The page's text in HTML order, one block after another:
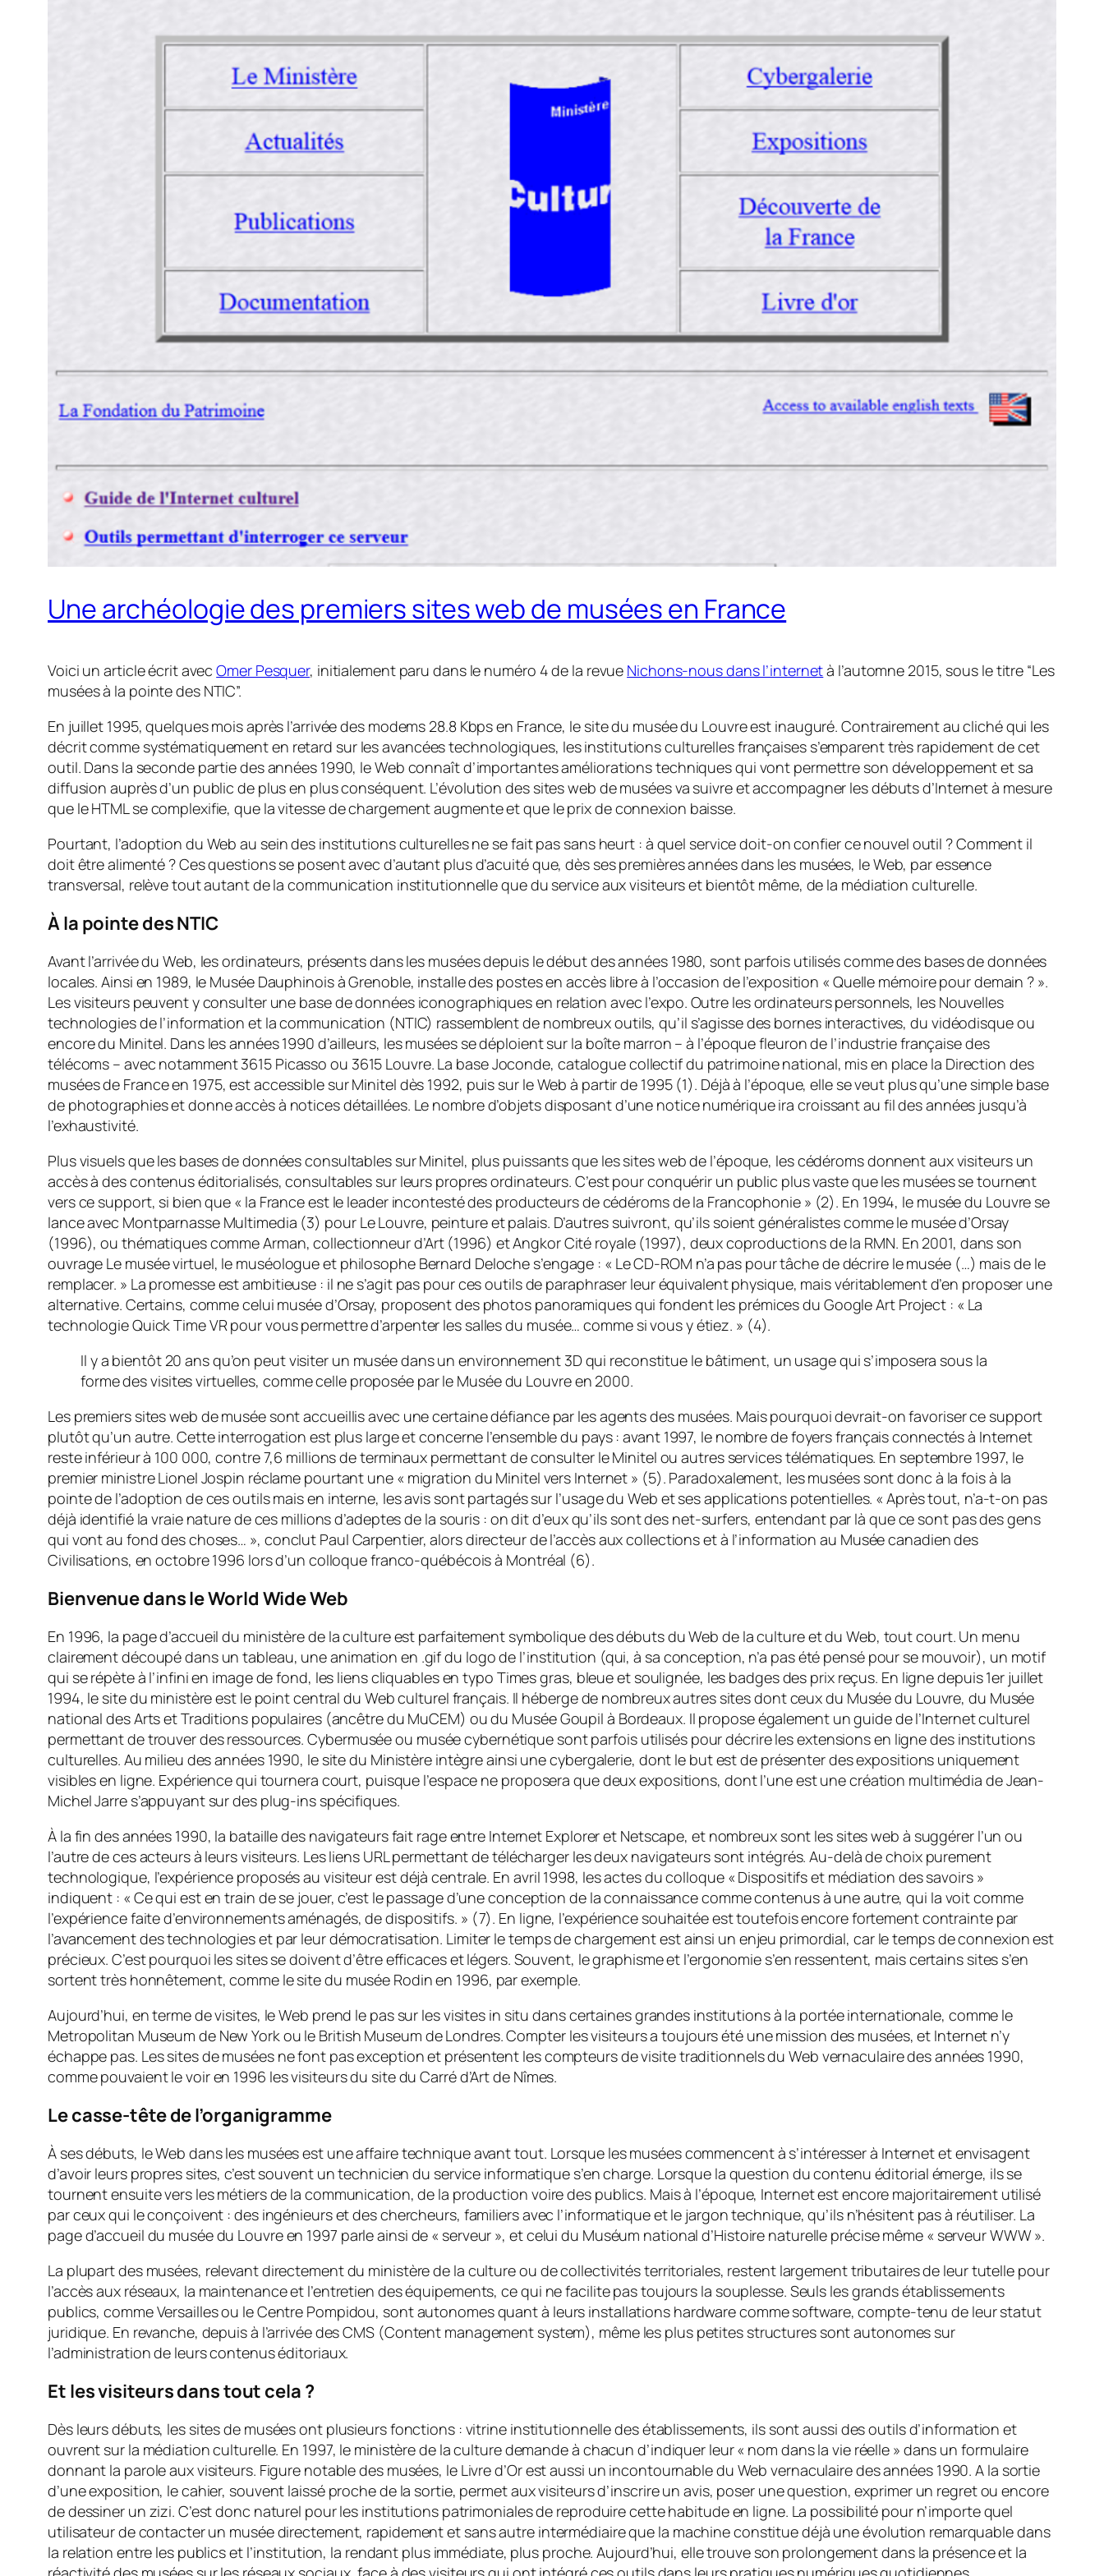
Une archéologie des premiers sites web de musées en France
Voici un article écrit avecOmer Pesquer, initialement paru dans le numéro 4 de la revue Nichons-nous dans l’internetà l’automne 2015, sous le titre “Les
musées à la pointe des NTIC”.
En juillet 1995, quelques mois après l’arrivée des modems 28.8 Kbps en France, le site du musée du Louvre est inauguré. Contrairement au cliché qui les
décrit comme systématiquement en retard sur les avancées technologiques, les institutions culturelles françaises s’emparent très rapidement de cet
outil. Dans la seconde partie des années 1990, le Web connaît d’importantes améliorations techniques qui vont permettre son développement et sa
diffusion auprès d’un public de plus en plus conséquent. L’évolution des sites web de musées va suivre et accompagner les débuts d’Internet à mesure
que le HTML se complexifie, que la vitesse de chargement augmente et que le prix de connexion baisse.
Pourtant, l’adoption du Web au sein des institutions culturelles ne se fait pas sans heurt : à quel service doit-on confier ce nouvel outil ? Comment il
doit être alimenté ? Ces questions se posent avec d’autant plus d’acuité que, dès ses premières années dans les musées, le Web, par essence
transversal, relève tout autant de la communication institutionnelle que du service aux visiteurs et bientôt même, de la médiation culturelle.
À la pointe des NTIC
Avant l’arrivée du Web, les ordinateurs, présents dans les musées depuis le début des années 1980, sont parfois utilisés comme des bases de données
locales. Ainsi en 1989, le Musée Dauphinois à Grenoble, installe des postes en accès libre à l’occasion de l’exposition « Quelle mémoire pour demain ? ».
Les visiteurs peuvent y consulter une base de données iconographiques en relation avec l’expo. Outre les ordinateurs personnels, les Nouvelles
technologies de l’information et la communication (NTIC) rassemblent de nombreux outils, qu’il s’agisse des bornes interactives, du vidéodisque ou
encore du Minitel. Dans les années 1990 d’ailleurs, les musées se déploient sur la boîte marron – à l’époque fleuron de l’industrie française des
télécoms – avec notamment 3615 Picasso ou 3615 Louvre. La base Joconde, catalogue collectif du patrimoine national, mis en place la Direction des
musées de France en 1975, est accessible sur Minitel dès 1992, puis sur le Web à partir de 1995 (1). Déjà à l’époque, elle se veut plus qu’une simple base
de photographies et donne accès à notices détaillées. Le nombre d’objets disposant d’une notice numérique ira croissant au fil des années jusqu’à
l’exhaustivité.
Plus visuels que les bases de données consultables sur Minitel, plus puissants que les sites web de l’époque, les cédéroms donnent aux visiteurs un
accès à des contenus éditorialisés, consultables sur leurs propres ordinateurs. C’est pour conquérir un public plus vaste que les musées se tournent
vers ce support, si bien que « la France est le leader incontesté des producteurs de cédéroms de la Francophonie » (2). En 1994, le musée du Louvre se
lance avec Montparnasse Multimedia (3) pour Le Louvre, peinture et palais. D’autres suivront, qu’ils soient généralistes comme le musée d’Orsay
(1996), ou thématiques commeArman, collectionneur d’Art(1996) etAngkor Cité royale(1997), deux coproductions de la RMN. En 2001, dans son
ouvrage Le musée virtuel, le muséologue et philosophe Bernard Deloche s’engage : « Le CD-ROM n’a pas pour tâche de décrire le musée (…) mais de le
remplacer. » La promesse est ambitieuse : il ne s’agit pas pour ces outils de paraphraser leur équivalent physique, mais véritablement d’en proposer une
alternative. Certains, comme celui musée d’Orsay, proposent des photos panoramiques qui fondent les prémices du Google Art Project : « La
technologie Quick Time VR pour vous permettre d’arpenter les salles du musée… comme si vous y étiez. » (4).
Il y a bientôt 20 ans qu’on peut visiter un musée dans un environnement 3D qui reconstitue le bâtiment, un usage qui s’imposera sous la
forme des visites virtuelles, comme celle proposée par le Musée du Louvre en 2000.
Les premiers sites web de musée sont accueillis avec une certaine défiance par les agents des musées. Mais pourquoi devrait-on favoriser ce support
plutôt qu’un autre. Cette interrogation est plus large et concerne l’ensemble du pays : avant 1997, le nombre de foyers français connectés à Internet
reste inférieur à 100 000, contre 7,6 millions de terminaux permettant de consulter le Minitel ou autres services télématiques. En septembre 1997, le
premier ministre Lionel Jospin réclame pourtant une « migration du Minitel vers Internet » (5). Paradoxalement, les musées sont donc à la fois à la
pointe de l’adoption de ces outils mais en interne, les avis sont partagés sur l’usage du Web et ses applications potentielles. « Après tout, n’a-t-on pas
déjà identifié la vraie nature de ces millions d’adeptes de la souris : on dit d’eux qu’ils sont des net-surfers, entendant par là que ce sont pas des gens
qui vont au fond des choses… », conclut Paul Carpentier, alors directeur de l’accès aux collections et à l’information au Musée canadien des
Civilisations, en octobre 1996 lors d’un colloque franco-québécois à Montréal (6).
Bienvenue dans le World Wide Web
En 1996, la page d’accueil du ministère de la culture est parfaitement symbolique des débuts du Web de la culture et du Web, tout court. Un menu
clairement découpé dans un tableau, une animation en .gif du logo de l’institution (qui, à sa conception, n’a pas été pensé pour se mouvoir), un motif
qui se répète à l’infini en image de fond, les liens cliquables en typo Times gras, bleue et soulignée, les badges des prix reçus. En ligne depuis 1er juillet
1994, le site du ministère est le point central du Web culturel français. Il héberge de nombreux autres sites dont ceux du Musée du Louvre, du Musée
national des Arts et Traditions populaires (ancêtre du MuCEM) ou du Musée Goupil à Bordeaux. Il propose également un guide de l’Internet culturel
permettant de trouver des ressources.Cybermuséeou musée cybernétique sont parfois utilisés pour décrire les extensions en ligne des institutions
culturelles. Au milieu des années 1990, le site du Ministère intègre ainsi unecybergalerie, dont le but est de présenter des expositions uniquement
visibles en ligne. Expérience qui tournera court, puisque l’espace ne proposera que deux expositions, dont l’une est une création multimédia de Jean-
Michel Jarre s’appuyant sur des plug-ins spécifiques.
À la fin des années 1990, la bataille des navigateurs fait rage entre Internet Explorer et Netscape, et nombreux sont les sites web à suggérer l’un ou
l’autre de ces acteurs à leurs visiteurs. Les liens URL permettant de télécharger les deux navigateurs sont intégrés. Au-delà de choix purement
technologique, l’expérience proposés au visiteur est déjà centrale. En avril 1998, les actes du colloque « Dispositifs et médiation des savoirs »
indiquent : « Ce qui est en train de se jouer, c’est le passage d’une conception de la connaissance comme contenus à une autre, qui la voit comme
l’expérience faite d’environnements aménagés, de dispositifs. » (7). En ligne, l’expérience souhaitée est toutefois encore fortement contrainte par
l’avancement des technologies et par leur démocratisation. Limiter le temps de chargement est ainsi un enjeu primordial, car le temps de connexion est
précieux. C’est pourquoi les sites se doivent d’être efficaces et légers. Souvent, le graphisme et l’ergonomie s’en ressentent, mais certains sites s’en
sortent très honnêtement, comme le site du musée Rodin en 1996, par exemple.
Aujourd’hui, en terme de visites, le Web prend le pas sur les visites in situ dans certaines grandes institutions à la portée internationale, comme le
Metropolitan Museum de New York ou le British Museum de Londres. Compter les visiteurs a toujours été une mission des musées, et Internet n’y
échappe pas. Les sites de musées ne font pas exception et présentent les compteurs de visite traditionnels du Web vernaculaire des années 1990,
comme pouvaient le voir en 1996 les visiteurs du site du Carré d’Art de Nîmes.
Le casse-tête de l’organigramme
À ses débuts, le Web dans les musées est une affaire technique avant tout. Lorsque les musées commencent à s’intéresser à Internet et envisagent
d’avoir leurs propres sites, c’est souvent un technicien du service informatique s’en charge. Lorsque la question du contenu éditorial émerge, ils se
tournent ensuite vers les métiers de la communication, de la production voire des publics. Mais à l’époque, Internet est encore majoritairement utilisé
par ceux qui le conçoivent : des ingénieurs et des chercheurs, familiers avec l’informatique et le jargon technique, qu’ils n’hésitent pas à réutiliser. La
page d’accueil du musée du Louvre en 1997 parle ainsi de « serveur », et celui du Muséum national d’Histoire naturelle précise même « serveur WWW ».
La plupart des musées, relevant directement du ministère de la culture ou de collectivités territoriales, restent largement tributaires de leur tutelle pour
l’accès aux réseaux, la maintenance et l’entretien des équipements, ce qui ne facilite pas toujours la souplesse. Seuls les grands établissements
publics, comme Versailles ou le Centre Pompidou, sont autonomes quant à leurs installations hardwarecommesoftware, compte-tenu de leur statut
juridique. En revanche, depuis à l’arrivée des CMS (Content management system), même les plus petites structures sont autonomes sur
l’administration de leurs contenus éditoriaux.
Et les visiteurs dans tout cela ?
Dès leurs débuts, les sites de musées ont plusieurs fonctions : vitrine institutionnelle des établissements, ils sont aussi des outils d’information et
ouvrent sur la médiation culturelle. En 1997, le ministère de la culture demande à chacun d’indiquer leur « nom dans la vie réelle » dans un formulaire
donnant la parole aux visiteurs. Figure notable des musées, le Livre d’Or est aussi un incontournable du Web vernaculaire des années 1990. A la sortie
d’une exposition, le cahier, souvent laissé proche de la sortie, permet aux visiteurs d’inscrire un avis, poser une question, exprimer un regret ou encore
de dessiner un zizi. C’est donc naturel pour les institutions patrimoniales de reproduire cette habitude en ligne. La possibilité pour n’importe quel
utilisateur de contacter un musée directement, rapidement et sans autre intermédiaire que la machine constitue déjà une évolution remarquable dans
la relation entre les publics et l’institution, la rendant plus immédiate, plus proche. Aujourd’hui, elle trouve son prolongement dans la présence et la